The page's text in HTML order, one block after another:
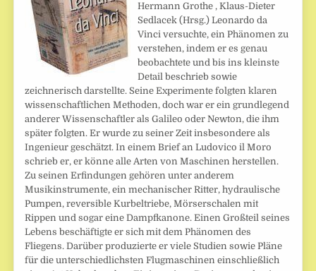
Hermann Grothe , Klaus-Dieter
Sedlacek (Hrsg.) Leonardo da
Vinci versuchte, ein Phänomen zu
verstehen, indem er es genau
beobachtete und bis ins kleinste
Detail beschrieb sowie
zeichnerisch darstellte. Seine Experimente folgten klaren
wissenschaftlichen Methoden, doch war er ein grundlegend
anderer Wissenschaftler als Galileo oder Newton, die ihm
später folgten. Er wurde zu seiner Zeit insbesondere als
Ingenieur geschätzt. In einem Brief an Ludovico il Moro
schrieb er, er könne alle Arten von Maschinen herstellen.
Zu seinen Erfindungen gehören unter anderem
Musikinstrumente, ein mechanischer Ritter, hydraulische
Pumpen, reversible Kurbeltriebe, Mörserschalen mit
Rippen und sogar eine Dampfkanone. Einen Großteil seines
Lebens beschäftigte er sich mit dem Phänomen des
Fliegens. Darüber produzierte er viele Studien sowie Pläne
für die unterschiedlichsten Flugmaschinen einschließlich